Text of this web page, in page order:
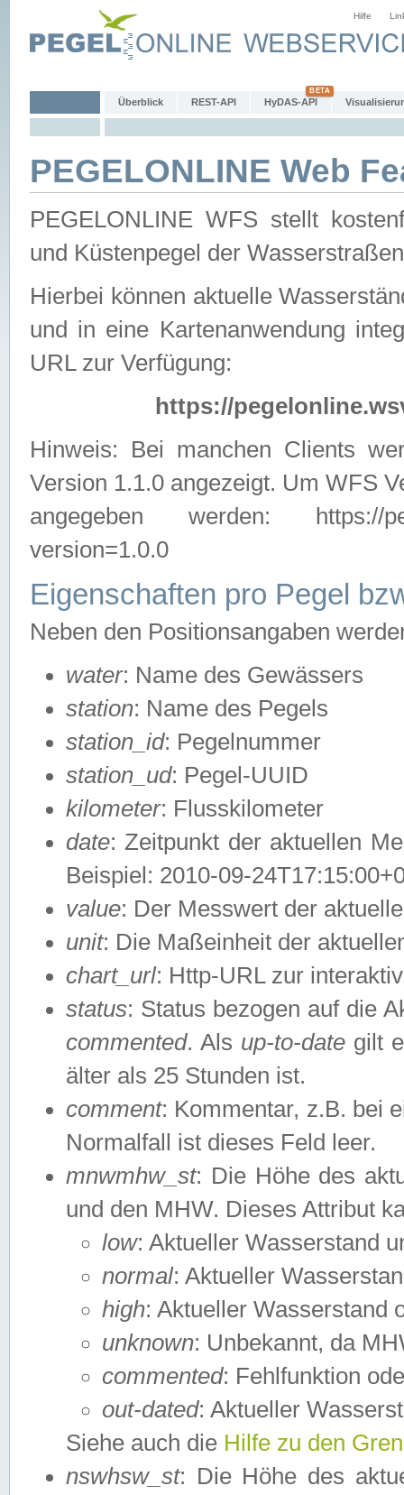
Hilfe
Überblick REST-API HyDAS-API
PEGELONLINE Web
PEGELONLINE WFS stellt
und Küstenpegel der
Hierbei können aktuelle
und in eine Kartenanwendung
URL zur Verfügung:
https://
Hinweis: Bei manchen Clients
Version 1.1.0 angezeigt. Um WFS
angegeben werden: https://
version=1.0.0
Eigenschaften pro Pegel
Neben den Positionsangaben
water: Name des Gewässers
station: Name des Pegels
station_id: Pegelnummer
station_ud: Pegel-UUID
kilometer: Flusskilometer
date: Zeitpunkt der aktuellen
Beispiel: 2010-09-
value: Der Messwert der
unit: Die Maßeinheit der
chart_url: Http-URL zur
status: Status bezogen auf die
commented. Als up-to-date gilt
älter als 25 Stunden ist.
comment: Kommentar, z.B. bei
Normalfall ist dieses Feld leer.
mnwmhw_st: Die Höhe des
und den MHW. Dieses Attribut
low: Aktueller Wasserstand
normal: Aktueller
high: Aktueller Wasserstand
unknown: Unbekannt, da
commented: Fehlfunktion
out-dated: Aktueller
Siehe auch die Hilfe zu den
nswhsw_st: Die Höhe des